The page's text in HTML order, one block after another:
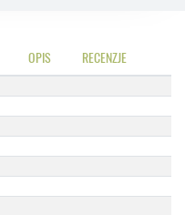
OPIS RECENZJE